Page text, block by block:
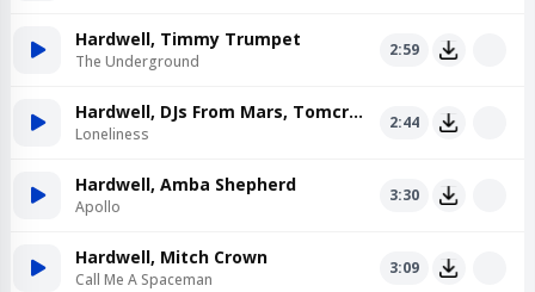
Hardwell, Timmy Trumpet
The Underground
2:59
Hardwell, DJs From Mars, Tomcraft
Loneliness
2:44
Hardwell, Amba Shepherd
Apollo
3:30
Hardwell, Mitch Crown
Call Me A Spaceman
3:09